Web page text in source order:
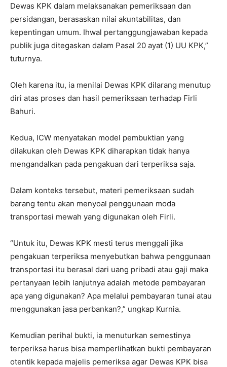
Dewas KPK dalam melaksanakan pemeriksaan dan
persidangan, berasaskan nilai akuntabilitas, dan
kepentingan umum. Ihwal pertanggungjawaban kepada
publik juga ditegaskan dalam Pasal 20 ayat (1) UU KPK,”
tuturnya.
Oleh karena itu, ia menilai Dewas KPK dilarang menutup
diri atas proses dan hasil pemeriksaan terhadap Firli
Bahuri.
Kedua, ICW menyatakan model pembuktian yang
dilakukan oleh Dewas KPK diharapkan tidak hanya
mengandalkan pada pengakuan dari terperiksa saja.
Dalam konteks tersebut, materi pemeriksaan sudah
barang tentu akan menyoal penggunaan moda
transportasi mewah yang digunakan oleh Firli.
“Untuk itu, Dewas KPK mesti terus menggali jika
pengakuan terperiksa menyebutkan bahwa penggunaan
transportasi itu berasal dari uang pribadi atau gaji maka
pertanyaan lebih lanjutnya adalah metode pembayaran
apa yang digunakan? Apa melalui pembayaran tunai atau
menggunakan jasa perbankan?,” ungkap Kurnia.
Kemudian perihal bukti, ia menuturkan semestinya
terperiksa harus bisa memperlihatkan bukti pembayaran
otentik kepada majelis pemeriksa agar Dewas KPK bisa